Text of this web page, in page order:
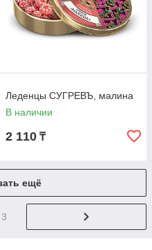
Леденцы СУГРЕВЪ, малина
В наличии
2 110 ₸
ещё